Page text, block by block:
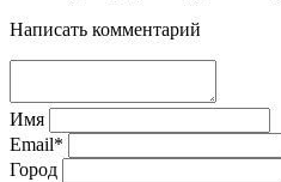
Написать комментарий
Имя
Email*
Город